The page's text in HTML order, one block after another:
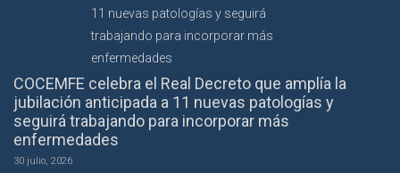
COCEMFE celebra el Real Decreto que amplía la
jubilación anticipada a 11 nuevas patologías y
seguirá trabajando para incorporar más
enfermedades
30 julio, 2026